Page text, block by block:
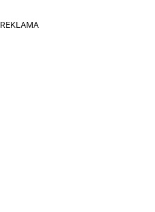
REKLAMA